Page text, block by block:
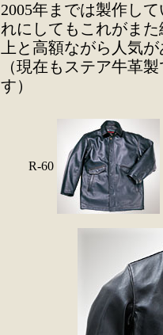
2005年までは製作し
れにしてもこれがま
上と高額ながら人気
（現在もステア牛革
す）
R-60